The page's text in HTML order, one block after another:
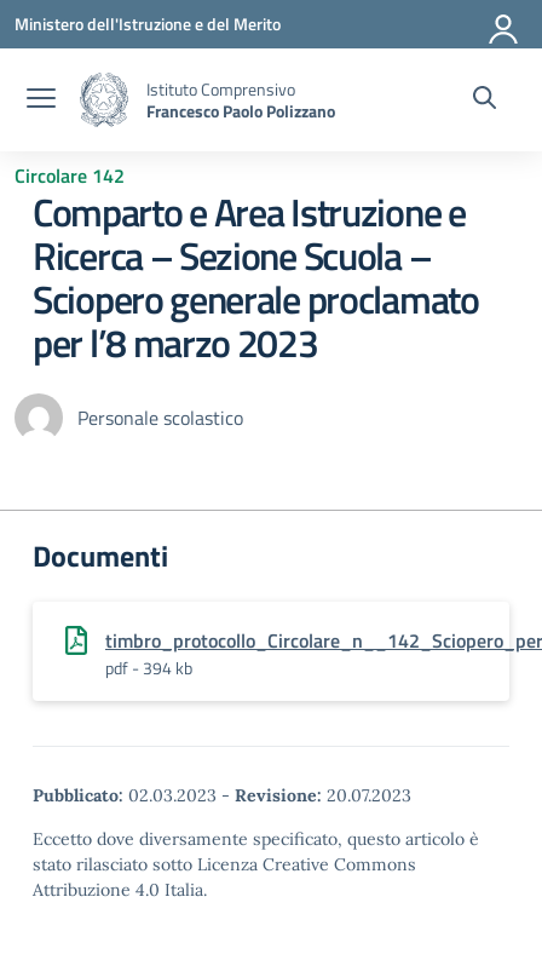
Vai ai contenuti
Vai al menu di navigazione
Vai al footer
Ministero dell'Istruzione e del Merito
Istituto Comprensivo
Francesco Paolo Polizzano
Circolare 142
Comparto e Area Istruzione e
Ricerca – Sezione Scuola –
Sciopero generale proclamato
per l’8 marzo 2023
Personale scolastico
Documenti
pdf - 394 kb
Pubblicato: 02.03.2023 - Revisione: 20.07.2023
Eccetto dove diversamente specificato, questo articolo è
stato rilasciato sotto Licenza Creative Commons
Attribuzione 4.0 Italia.